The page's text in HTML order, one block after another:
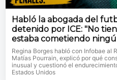
Habló la abogada del
detenido por ICE: "No
estaba cometiendo
Regina Borges habló con Infobae al
Matías Pourrain, explicó por qué
inusual y cuestionó el
Estados Unidos